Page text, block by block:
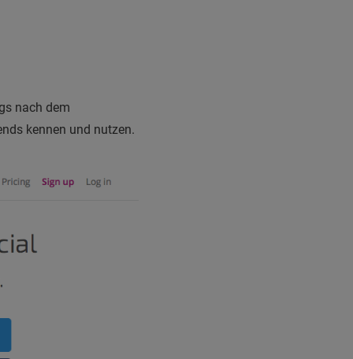
nach dem
kennen und nutzen.